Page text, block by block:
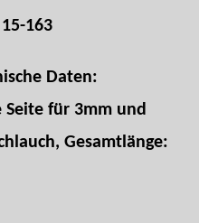
15-163
Daten:
Seite für 3mm und
Gesamtlänge: